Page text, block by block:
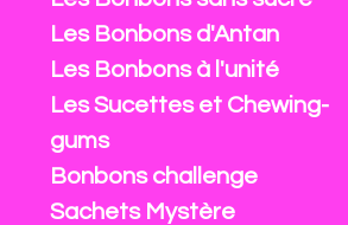
Les Bonbons d'Antan
Les Bonbons à l'unité
Les Sucettes et Chewing-
gums
Bonbons challenge
Sachets Mystère